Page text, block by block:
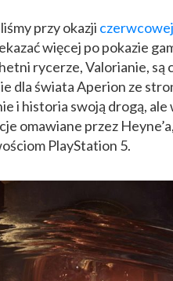
przy okazji
więcej po pokazie
rycerze, Valorianie, są
dla świata Aperion ze
i historia swoją drogą,
omawiane przez
PlayStation 5.